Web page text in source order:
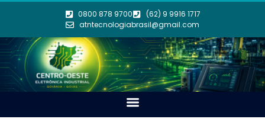
0800 878 9700
(62) 9 9916 1717
atntecnologiabrasil@gmail.com